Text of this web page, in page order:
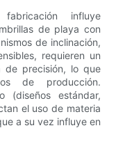
influye
de playa con
de inclinación,
requieren un
de precisión, lo que
de producción.
(diseños estándar,
el uso de materia
a su vez influye en